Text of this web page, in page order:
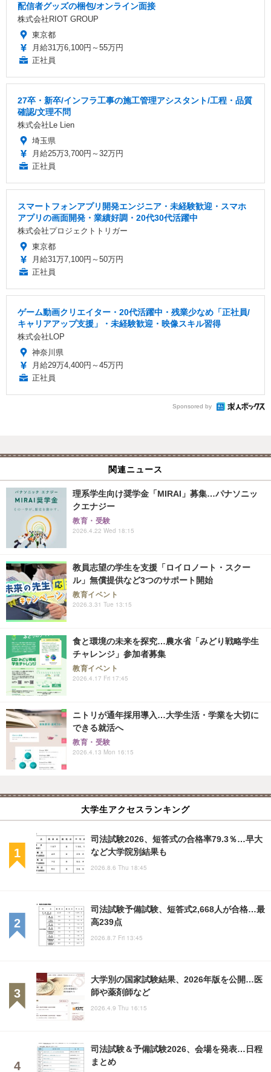
配信者グッズの梱包/オンライン面接
株式会社RIOT GROUP
東京都
月給31万6,100円～55万円
正社員
27卒・新卒/インフラ工事の施工管理アシスタント/工程・品質
確認/文理不問
株式会社Le Lien
埼玉県
月給25万3,700円～32万円
正社員
スマートフォンアプリ開発エンジニア・未経験歓迎・スマホ
アプリの画面開発・業績好調・20代30代活躍中
株式会社プロジェクトトリガー
東京都
月給31万7,100円～50万円
正社員
ゲーム動画クリエイター・20代活躍中・残業少なめ「正社員/
キャリアアップ支援」・未経験歓迎・映像スキル習得
株式会社LOP
神奈川県
月給29万4,400円～45万円
正社員
Sponsored by
関連ニュース
理系学生向け奨学金「MIRAI」募集…パナソニッ
クエナジー
教育・受験
2026.4.22 Wed 18:15
教員志望の学生を支援「ロイロノート・スクー
ル」無償提供など3つのサポート開始
教育イベント
2026.3.31 Tue 13:15
食と環境の未来を探究…農水省「みどり戦略学生
チャレンジ」参加者募集
教育イベント
2026.4.17 Fri 17:45
ニトリが通年採用導入…大学生活・学業を大切に
できる就活へ
教育・受験
2026.4.13 Mon 16:15
大学生アクセスランキング
司法試験2026、短答式の合格率79.3％…早大
など大学院別結果も
2026.8.6 Thu 18:45
司法試験予備試験、短答式2,668人が合格…最
高239点
2026.8.7 Fri 13:45
大学別の国家試験結果、2026年版を公開…医
師や薬剤師など
2026.4.9 Thu 16:15
司法試験＆予備試験2026、会場を発表…日程
まとめ